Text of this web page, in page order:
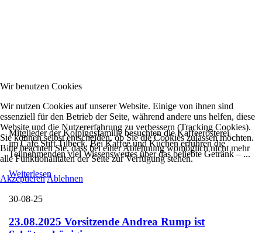
Mitglieder der Kolpingsfamilie besuchten die Kaffeerösterei
im Café Stift Tilbeck. Bei Kaffee und Kuchen erfuhren die
Teilnehmenden viel Wissenswertes über das beliebte Getränk – ...
Weiterlesen
30-08-25
23.08.2025 Vorsitzende Andrea Rump ist
Wir benutzen Cookies
Wir nutzen Cookies auf unserer Website. Einige von ihnen sind
essenziell für den Betrieb der Seite, während andere uns helfen, diese
Website und die Nutzererfahrung zu verbessern (Tracking Cookies).
Sie können selbst entscheiden, ob Sie die Cookies zulassen möchten.
Bitte beachten Sie, dass bei einer Ablehnung womöglich nicht mehr
alle Funktionalitäten der Seite zur Verfügung stehen.
AkzeptierenAblehnen